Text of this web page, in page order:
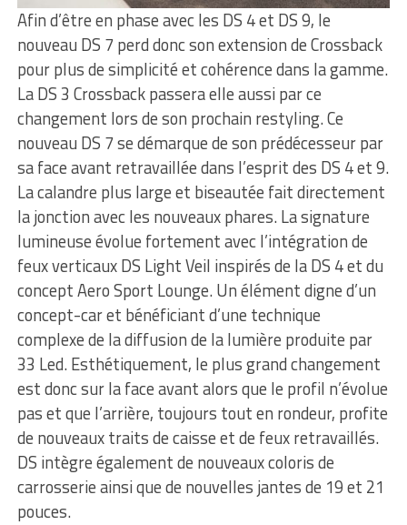
Afin d’être en phase avec les DS 4 et DS 9, le
nouveau DS 7 perd donc son extension de Crossback
pour plus de simplicité et cohérence dans la gamme.
La DS 3 Crossback passera elle aussi par ce
changement lors de son prochain restyling. Ce
nouveau DS 7 se démarque de son prédécesseur par
sa face avant retravaillée dans l’esprit des DS 4 et 9.
La calandre plus large et biseautée fait directement
la jonction avec les nouveaux phares. La signature
lumineuse évolue fortement avec l’intégration de
feux verticaux DS Light Veil inspirés de la DS 4 et du
concept Aero Sport Lounge. Un élément digne d’un
concept-car et bénéficiant d’une technique
complexe de la diffusion de la lumière produite par
33 Led. Esthétiquement, le plus grand changement
est donc sur la face avant alors que le profil n’évolue
pas et que l’arrière, toujours tout en rondeur, profite
de nouveaux traits de caisse et de feux retravaillés.
DS intègre également de nouveaux coloris de
carrosserie ainsi que de nouvelles jantes de 19 et 21
pouces.